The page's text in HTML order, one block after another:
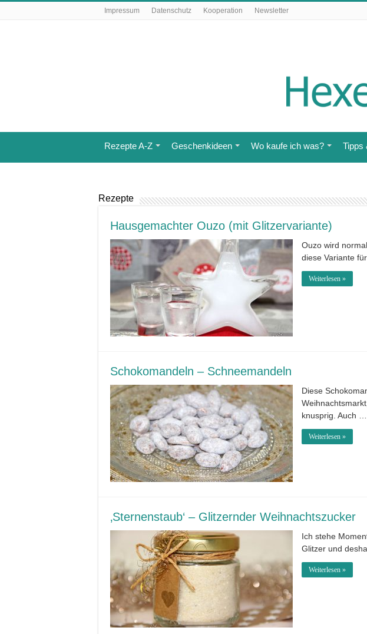
Impressum Datenschutz Kooperation Newsletter
Rezepte A-Z Geschenkideen Wo kaufe ich was? Tipps
Rezepte
Hausgemachter Ouzo (mit Glitzervariante)
Ouzo wird
diese Variante
Weiterlesen »
Schokomandeln – Schneemandeln
Diese
knusprig. Auch …
Weiterlesen »
‚Sternenstaub‘ – Glitzernder Weihnachtszucker
Ich stehe
Glitzer und
Weiterlesen »